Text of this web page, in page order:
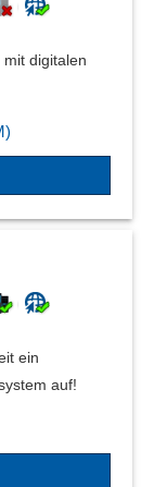
digitalen
ein
auf!